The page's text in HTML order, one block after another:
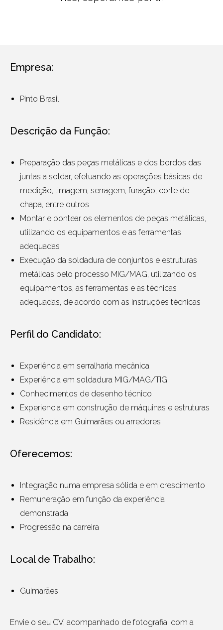
Empresa:
Pinto Brasil
Descrição da Função:
Preparação das peças metálicas e dos bordos das
juntas a soldar, efetuando as operações básicas de
medição, limagem, serragem, furação, corte de
chapa, entre outros
Montar e pontear os elementos de peças metálicas,
utilizando os equipamentos e as ferramentas
adequadas
Execução da soldadura de conjuntos e estruturas
metálicas pelo processo MIG/MAG, utilizando os
equipamentos, as ferramentas e as técnicas
adequadas, de acordo com as instruções técnicas
Perfil do Candidato:
Experiência em serralharia mecânica
Experiência em soldadura MIG/MAG/TIG
Conhecimentos de desenho técnico
Experiencia em construção de máquinas e estruturas
Residência em Guimarães ou arredores
Oferecemos:
Integração numa empresa sólida e em crescimento
Remuneração em função da experiência
demonstrada
Progressão na carreira
Local de Trabalho:
Guimarães
Envie o seu CV, acompanhado de fotografia, com a